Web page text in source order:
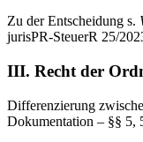
Zu der Entscheidung s.
jurisPR-SteuerR 25/
III. Recht der
Differenzierung
Dokumentation – §§ 5,